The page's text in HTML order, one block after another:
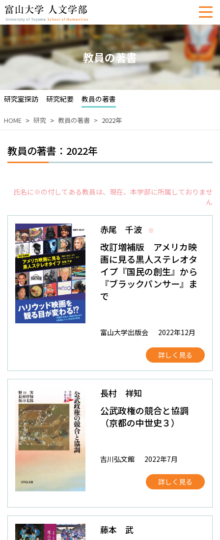
教員の著書
研究室探訪 研究紀要 教員の著書
HOME 研究 教員の著書 2022年
教員の著書：2022年
氏名に※の付してある教員は、現在、本学部に所属しておりませ
ん
赤尾 千波 ※
改訂増補版 アメリカ映
画に見る黒人ステレオタ
イプ――『国民の創生』から
『ブラックパンサー』ま
で
富山大学出版会 2022年12月
詳しく見る
長村 祥知
公武政権の競合と協調
（京都の中世史３）
吉川弘文館 2022年7月
詳しく見る
藤本 武